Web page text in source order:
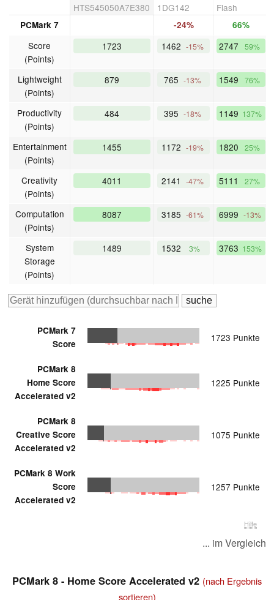
HTS545050A7E380
1DG142
Flash
PCMark 7 -24% 66%
Score
(Points)
1723 1462 -15% 2747 59%
Lightweight
(Points)
879 765 -13% 1549 76%
Productivity
(Points)
484 395 -18% 1149 137%
Entertainment
(Points)
1455 1172 -19% 1820 25%
Creativity
(Points)
4011 2141 -47% 5111 27%
Computation
(Points)
8087 3185 -61% 6999 -13%
System
Storage
(Points)
1489 1532 3% 3763 153%
PCMark 7
Score
1723 Punkte
PCMark 8
Home Score
Accelerated v2
1225 Punkte
PCMark 8
Creative Score
Accelerated v2
1075 Punkte
PCMark 8 Work
Score
Accelerated v2
1257 Punkte
Hilfe
... im Vergleich
PCMark 8 - Home Score Accelerated v2 (nach Ergebnis
sortieren)